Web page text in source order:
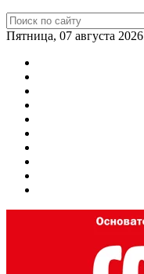
Пятница, 07 августа 2026